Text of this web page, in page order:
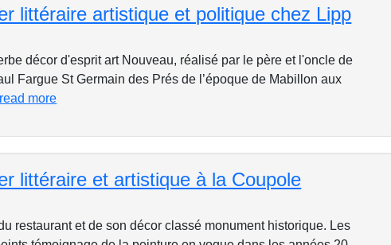
littéraire artistique et politique chez Lipp
décor d'esprit art Nouveau, réalisé par le père et l'oncle de
Fargue St Germain des Prés de l’époque de Mabillon aux
read more
littéraire et artistique à la Coupole
restaurant et de son décor classé monument historique. Les